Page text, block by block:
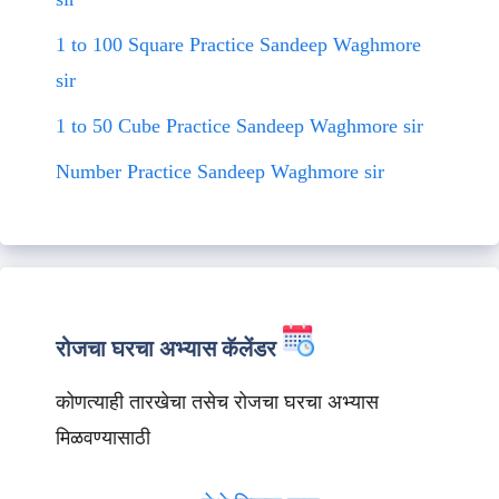
1 to 100 Square Practice Sandeep Waghmore
sir
1 to 50 Cube Practice Sandeep Waghmore sir
Number Practice Sandeep Waghmore sir
रोजचा घरचा अभ्यास कॅलेंडर
कोणत्याही तारखेचा तसेच रोजचा घरचा अभ्यास
मिळवण्यासाठी